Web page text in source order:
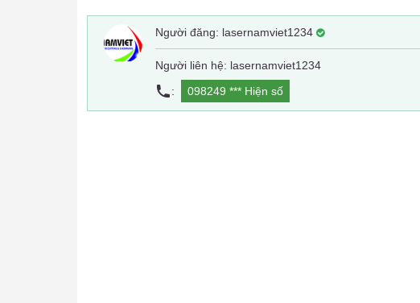
Người đăng: lasernamviet1234
Người liên hệ: lasernamviet1234
:
098249 *** Hiện số